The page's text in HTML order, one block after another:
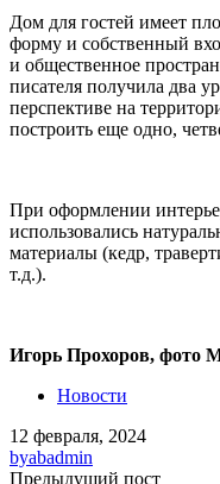
Дом для гостей имеет
форму и собственный
и общественное
писателя получила два
перспективе на
построить еще одно,
При оформлении
использовались
материалы (кедр,
т.д.).
Игорь Прохоров, фото
Новости
12 февраля, 2024
byabadmin
Предыдущий пост